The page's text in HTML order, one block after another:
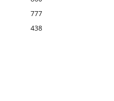
777
438